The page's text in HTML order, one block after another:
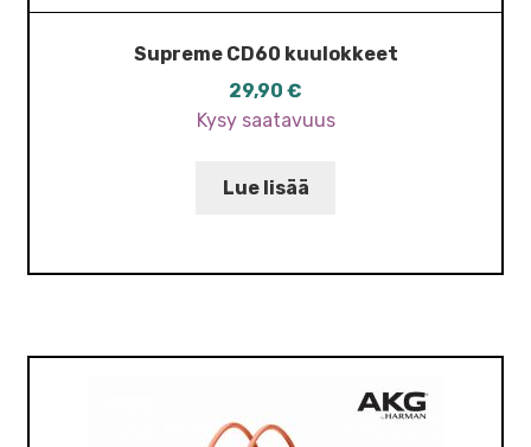
Supreme CD60 kuulokkeet
29,90 €
Kysy saatavuus
Lue lisää